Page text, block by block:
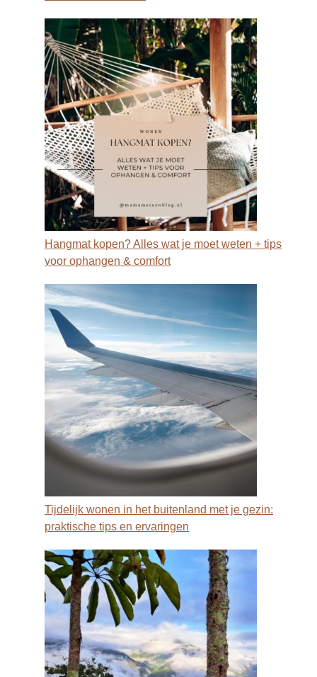
Hangmat kopen? Alles wat je moet weten + tips
voor ophangen & comfort
Tijdelijk wonen in het buitenland met je gezin:
praktische tips en ervaringen